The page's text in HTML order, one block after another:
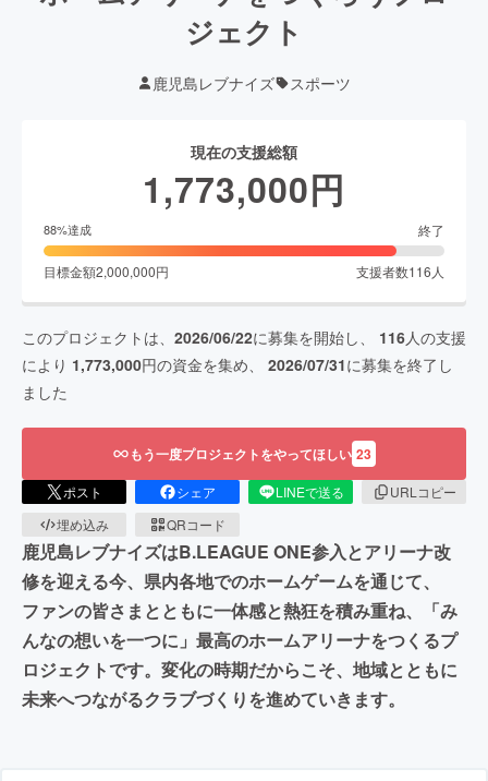
ジェクト
鹿児島レブナイズ スポーツ
現在の支援総額
1,773,000円
88%達成 終了
目標金額2,000,000円 支援者数116 人
このプロジェクトは、 2026/06/22に募集を開始し、 116人の支援
により 1,773,000円の資金を集め、 2026/07/31に募集を終了し
ました
もう一度プロジェクトをやってほしい 23
ポスト シェア LINEで送る
URLコピー
埋め込み
QRコード
鹿児島レブナイズはB.LEAGUE ONE参入とアリーナ改
修を迎える今、県内各地でのホームゲームを通じて、
ファンの皆さまとともに一体感と熱狂を積み重ね、「み
んなの想いを一つに」最高のホームアリーナをつくるプ
ロジェクトです。変化の時期だからこそ、地域とともに
未来へつながるクラブづくりを進めていきます。